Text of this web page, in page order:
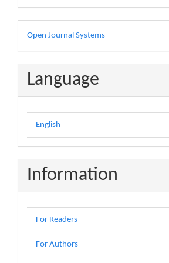
Developed
By
Open Journal Systems
Language
English
Information
For Readers
For Authors